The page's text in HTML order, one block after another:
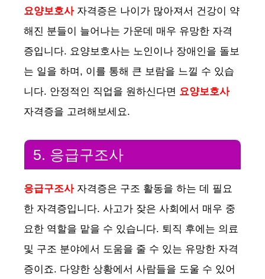
요양보호사자격증은 나이가 많아져서 건강이 약
해진 분들이 늘어나는 가운데 매우 유망한 자격
증입니다. 요양보호사는 노인이나 장애인을 돌보
는 일을 하며, 이를 통해 큰 보람을 느낄 수 있습
니다. 안정적인 직업을 원하신다면 요양보호사
자격증을 고려해보세요.
5. 응급구조사
응급구조사자격증은 구조 활동을 하는 데 필요
한 자격증입니다. 사고가 잦은 사회에서 매우 중
요한 역할을 맡을 수 있습니다. 퇴직 후에는 의료
및 구조 분야에서 도움을 줄 수 있는 유망한 자격
증이죠. 다양한 상황에서 사람들을 도울 수 있어